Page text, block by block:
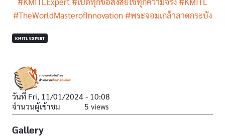
#KMITLExpert #เปิดทุกข้อสงสัยไขทุกความจริง #KMITL
#TheWorldMasterofInnovation #พระจอมเกล้าลาดกระบัง
KMITL EXPERT
วันที่ Fri, 11/01/2024 - 10:08
จำนวนผู้เข้าชม
5 views
Gallery